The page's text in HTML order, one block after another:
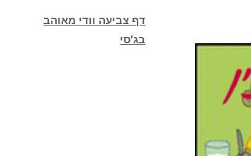
דף צביעה וודי מאוהב
בג'סי